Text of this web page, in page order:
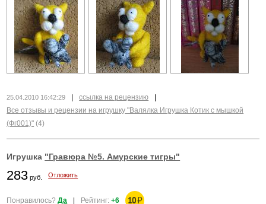
25.04.2010 16:42:29 ссылка на рецензию
Все отзывы и рецензии на игрушку "Валялка Игрушка Котик с мышкой
(Фг001)" (4)
Игрушка "Гравюра №5. Амурские тигры"
283 руб. Отложить
Понравилось?Да | Рейтинг:+6 10₽